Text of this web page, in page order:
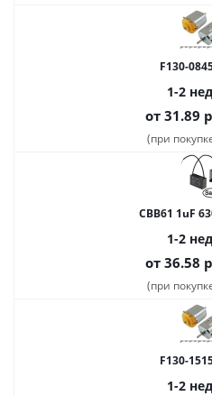
F130-
1-2
от 31.89
(при
CBB61 1uF
1-2
от 36.58
(при
F130-
1-2